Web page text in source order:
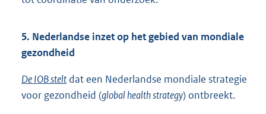
5. Nederlandse inzet op het gebied van mondiale
gezondheid
De IOB stelt dat een Nederlandse mondiale strategie
voor gezondheid (global health strategy) ontbreekt.